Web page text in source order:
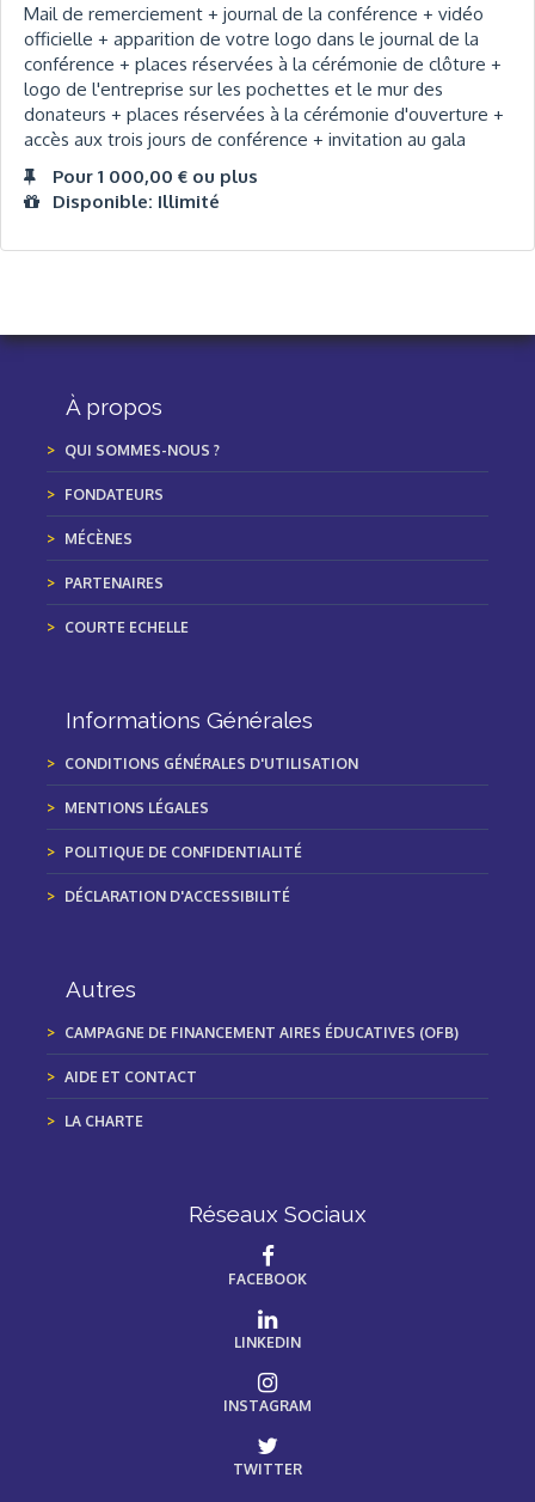
Mail de remerciement + journal de la conférence + vidéo
officielle + apparition de votre logo dans le journal de la
conférence + places réservées à la cérémonie de clôture +
logo de l'entreprise sur les pochettes et le mur des
donateurs + places réservées à la cérémonie d'ouverture +
accès aux trois jours de conférence + invitation au gala
Pour 1 000,00 € ou plus
Disponible: Illimité
À propos
QUI SOMMES-NOUS ?
FONDATEURS
MÉCÈNES
PARTENAIRES
COURTE ECHELLE
Informations Générales
CONDITIONS GÉNÉRALES D'UTILISATION
MENTIONS LÉGALES
POLITIQUE DE CONFIDENTIALITÉ
DÉCLARATION D'ACCESSIBILITÉ
Autres
CAMPAGNE DE FINANCEMENT AIRES ÉDUCATIVES (OFB)
AIDE ET CONTACT
LA CHARTE
Réseaux Sociaux
FACEBOOK
LINKEDIN
INSTAGRAM
TWITTER